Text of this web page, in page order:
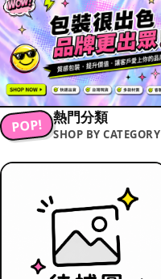
POP! 熱門分類
SHOP BY CATEGORY